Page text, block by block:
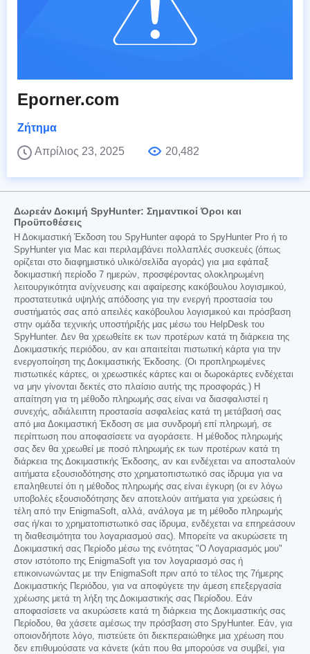
Eporner.com
Ζήτημα
Απρίλιος 23, 2025
20,482
Δωρεάν Δοκιμή SpyHunter: Σημαντικοί Όροι και
Προϋποθέσεις
Η Δοκιμαστική Έκδοση του SpyHunter αφορά το SpyHunter Pro ή το
SpyHunter για Mac και περιλαμβάνει πολλαπλές συσκευές (όπως
ορίζεται στο διαφημιστικό υλικό/σελίδα αγοράς) για μια εφάπαξ
δοκιμαστική περίοδο 7 ημερών, προσφέροντας ολοκληρωμένη
λειτουργικότητα ανίχνευσης και αφαίρεσης κακόβουλου λογισμικού,
προστατευτικά υψηλής απόδοσης για την ενεργή προστασία του
συστήματός σας από απειλές κακόβουλου λογισμικού και πρόσβαση
στην ομάδα τεχνικής υποστήριξής μας μέσω του HelpDesk του
SpyHunter. Δεν θα χρεωθείτε εκ των προτέρων κατά τη διάρκεια της
Δοκιμαστικής περιόδου, αν και απαιτείται πιστωτική κάρτα για την
ενεργοποίηση της Δοκιμαστικής Έκδοσης. (Οι προπληρωμένες
πιστωτικές κάρτες, οι χρεωστικές κάρτες και οι δωροκάρτες ενδέχεται
να μην γίνονται δεκτές στο πλαίσιο αυτής της προσφοράς.) Η
απαίτηση για τη μέθοδο πληρωμής σας είναι να διασφαλιστεί η
συνεχής, αδιάλειπτη προστασία ασφαλείας κατά τη μετάβασή σας
από μια Δοκιμαστική Έκδοση σε μια συνδρομή επί πληρωμή, σε
περίπτωση που αποφασίσετε να αγοράσετε. Η μέθοδος πληρωμής
σας δεν θα χρεωθεί με ποσό πληρωμής εκ των προτέρων κατά τη
διάρκεια της Δοκιμαστικής Έκδοσης, αν και ενδέχεται να αποσταλούν
αιτήματα εξουσιοδότησης στο χρηματοπιστωτικό σας ίδρυμα για να
επαληθευτεί ότι η μέθοδος πληρωμής σας είναι έγκυρη (οι εν λόγω
υποβολές εξουσιοδότησης δεν αποτελούν αιτήματα για χρεώσεις ή
τέλη από την EnigmaSoft, αλλά, ανάλογα με τη μέθοδο πληρωμής
σας ή/και το χρηματοπιστωτικό σας ίδρυμα, ενδέχεται να επηρεάσουν
τη διαθεσιμότητα του λογαριασμού σας). Μπορείτε να ακυρώσετε τη
Δοκιμαστική σας Περίοδο μέσω της ενότητας "Ο Λογαριασμός μου"
στον ιστότοπο της EnigmaSoft για τον λογαριασμό σας ή
επικοινωνώντας με την EnigmaSoft πριν από το τέλος της 7ήμερης
Δοκιμαστικής Περιόδου, για να αποφύγετε την άμεση επεξεργασία
χρέωσης μετά τη λήξη της Δοκιμαστικής σας Περίοδου. Εάν
αποφασίσετε να ακυρώσετε κατά τη διάρκεια της Δοκιμαστικής σας
Περίοδου, θα χάσετε αμέσως την πρόσβαση στο SpyHunter. Εάν, για
οποιονδήποτε λόγο, πιστεύετε ότι διεκπεραιώθηκε μια χρέωση που
δεν επιθυμούσατε να κάνετε (κάτι που θα μπορούσε να συμβεί, για